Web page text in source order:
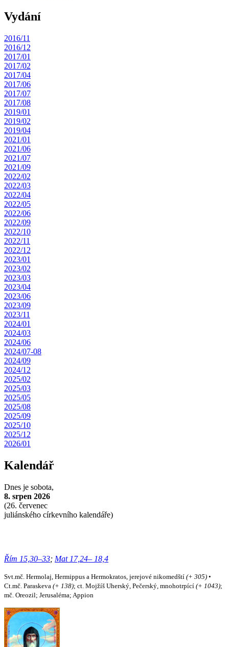
Vydání
2016/11
2016/12
2017/01
2017/02
2017/04
2017/06
2017/07
2017/08
2019/01
2019/02
2019/04
2021/01
2021/06
2021/07
2021/09
2022/02
2022/03
2022/04
2022/05
2022/06
2022/09
2022/10
2022/11
2022/12
2023/01
2023/02
2023/03
2023/04
2023/06
2023/09
2023/11
2024/01
2024/03
2024/06
2024/07-08
2024/09
2024/12
2025/02
2025/03
2025/05
2025/08
2025/09
2025/10
2025/12
2026/01
Kalendář
Dnes je sobota,
8. srpen 2026
(26. červenec
juliánského církevního kalendáře)
Řím 15,30–33; Mat 17,24– 18,4
Svt.mč. Hermolaj, Hermippus a Hermokratos, jerejové nikomedští (+ 305) •
Ct.mč. Paraskeva (+ 138); ct. Mojžíš Uherský, Pečerský, mnohotrpící (+ 1043);
mč. Oreozil; Jerusaléma; Appion